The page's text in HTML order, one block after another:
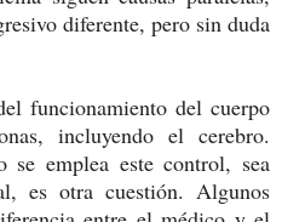
diferente, pero sin duda
funcionamiento del cuerpo
incluyendo el cerebro.
emplea este control, sea
es otra cuestión. Algunos